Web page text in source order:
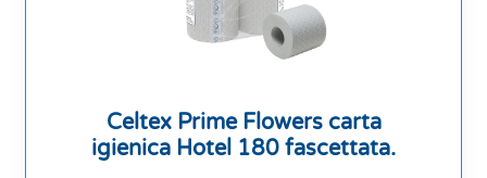
Celtex Prime Flowers carta
igienica Hotel 180 fascettata.